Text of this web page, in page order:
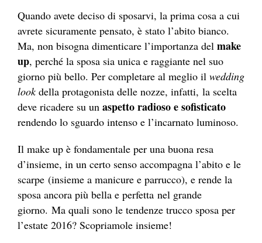
Quando avete deciso di sposarvi, la prima cosa a cui
avrete sicuramente pensato, è stato l’abito bianco.
Ma, non bisogna dimenticare l’importanza del make
up, perché la sposa sia unica e raggiante nel suo
giorno più bello. Per completare al meglio il wedding
lookdella protagonista delle nozze, infatti, la scelta
deve ricadere su un aspetto radioso e sofisticato
rendendo lo sguardo intenso e l’incarnato luminoso.
Il make up è fondamentale per una buona resa
d’insieme, in un certo senso accompagna l’abito e le
scarpe (insieme a manicure e parrucco), e rende la
sposa ancora più bella e perfetta nel grande
giorno. Ma quali sono le tendenze trucco sposa per
l’estate 2016? Scopriamole insieme!